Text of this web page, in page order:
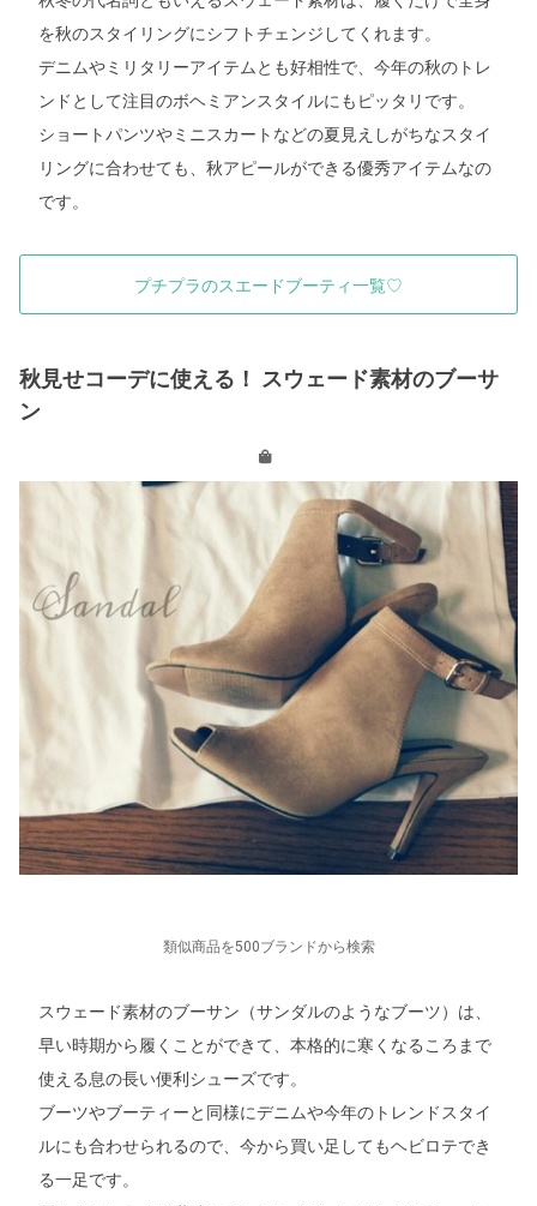
を秋のスタイリングにシフトチェンジしてくれます。
デニムやミリタリーアイテムとも好相性で、今年の秋のトレ
ンドとして注目のボヘミアンスタイルにもピッタリです。
ショートパンツやミニスカートなどの夏見えしがちなスタイ
リングに合わせても、秋アピールができる優秀アイテムなの
です。
プチプラのスエードブーティ一覧♡
秋見せコーデに使える！ スウェード素材のブーサ
ン
類似商品を500ブランドから検索
スウェード素材のブーサン（サンダルのようなブーツ）は、
早い時期から履くことができて、本格的に寒くなるころまで
使える息の長い便利シューズです。
ブーツやブーティーと同様にデニムや今年のトレンドスタイ
ルにも合わせられるので、今から買い足してもヘビロテでき
る一足です。